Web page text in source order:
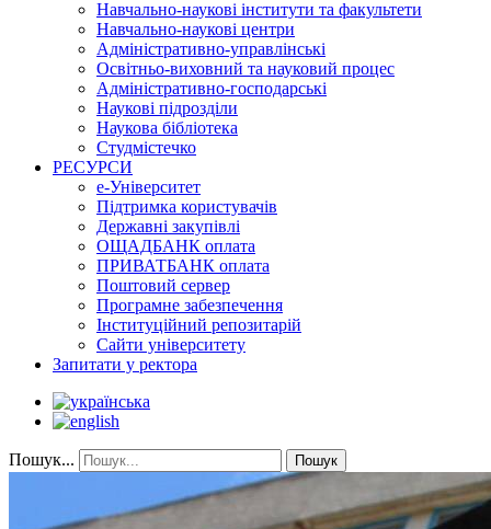
Навчально-наукові інститути та факультети
Навчально-наукові центри
Адміністративно-управлінські
Освітньо-виховний та науковий процес
Адміністративно-господарські
Наукові підрозділи
Наукова бібліотека
Студмістечко
РЕСУРСИ
е-Університет
Підтримка користувачів
Державні закупівлі
ОЩАДБАНК оплата
ПРИВАТБАНК оплата
Поштовий сервер
Програмне забезпечення
Інституційний репозитарій
Сайти університету
Запитати у ректора
Пошук... Пошук